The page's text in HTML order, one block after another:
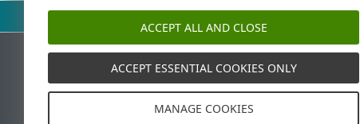
下载 PDF
ACCEPT ALL AND CLOSE
ACCEPT ESSENTIAL COOKIES ONLY
MANAGE COOKIES